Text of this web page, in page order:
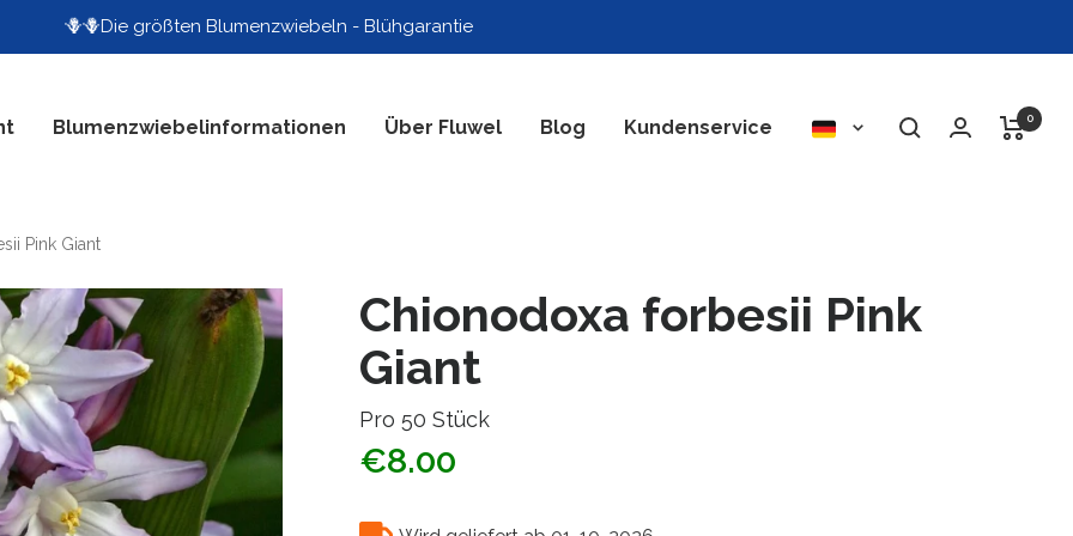
🪻🪻Die größten Blumenzwiebeln - Blühgarantie
Blumenzwiebelinformationen Über Fluwel Blog Kundenservice
Sprache
0
Pink Giant
Chionodoxa forbesii Pink
Giant
Pro 50 Stück
€8.00